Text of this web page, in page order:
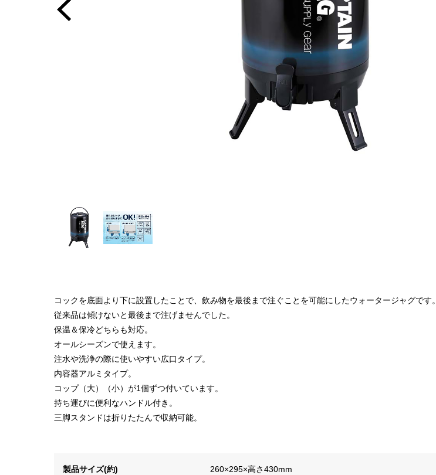
コックを底面より下に設置したことで、飲み物を最後まで注ぐことを可能にしたウォータージャグです。
従来品は傾けないと最後まで注げませんでした。
保温＆保冷どちらも対応。
オールシーズンで使えます。
注水や洗浄の際に使いやすい広口タイプ。
内容器アルミタイプ。
コップ（大）（小）が1個ずつ付いています。
持ち運びに便利なハンドル付き。
三脚スタンドは折りたたんで収納可能。
製品サイズ(約) 260×295×高さ430mm